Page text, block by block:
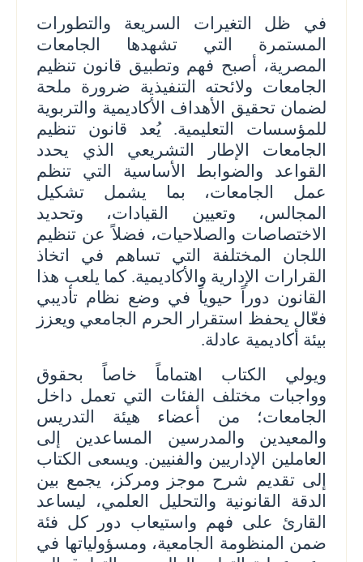
في ظل التغيرات السريعة والتطورات
المستمرة التي تشهدها الجامعات
المصرية، أصبح فهم وتطبيق قانون تنظيم
الجامعات ولائحته التنفيذية ضرورة ملحة
لضمان تحقيق الأهداف الأكاديمية والتربوية
للمؤسسات التعليمية. يُعد قانون تنظيم
الجامعات الإطار التشريعي الذي يحدد
القواعد والضوابط الأساسية التي تنظم
عمل الجامعات، بما يشمل تشكيل
المجالس، وتعيين القيادات، وتحديد
الاختصاصات والصلاحيات، فضلاً عن تنظيم
اللجان المختلفة التي تساهم في اتخاذ
القرارات الإدارية والأكاديمية. كما يلعب هذا
القانون دوراً حيوياً في وضع نظام تأديبي
فعّال يحفظ استقرار الحرم الجامعي ويعزز
بيئة أكاديمية عادلة.
ويولي الكتاب اهتماماً خاصاً بحقوق
وواجبات مختلف الفئات التي تعمل داخل
الجامعات؛ من أعضاء هيئة التدريس
والمعيدين والمدرسين المساعدين إلى
العاملين الإداريين والفنيين. ويسعى الكتاب
إلى تقديم شرح موجز ومركز، يجمع بين
الدقة القانونية والتحليل العلمي، ليساعد
القارئ على فهم واستيعاب دور كل فئة
ضمن المنظومة الجامعية، ومسؤولياتها في